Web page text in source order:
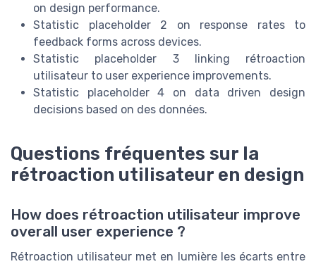
on design performance.
Statistic placeholder 2 on response rates to
feedback forms across devices.
Statistic placeholder 3 linking rétroaction
utilisateur to user experience improvements.
Statistic placeholder 4 on data driven design
decisions based on des données.
Questions fréquentes sur la
rétroaction utilisateur en design
How does rétroaction utilisateur improve
overall user experience ?
Rétroaction utilisateur met en lumière les écarts entre